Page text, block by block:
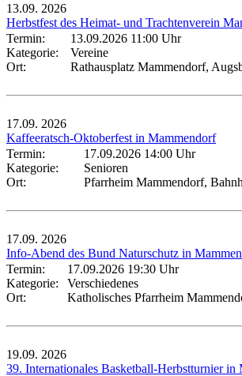
13.09. 2026
Herbstfest des Heimat- und Trachtenverein
Termin:
13.09.2026 11:00 Uhr
Kategorie:
Vereine
Ort:
Rathausplatz Mammendorf,
17.09. 2026
Kaffeeratsch-Oktoberfest in Mammendorf
Termin:
17.09.2026 14:00 Uhr
Kategorie:
Senioren
Ort:
Pfarrheim Mammendorf,
17.09. 2026
Info-Abend des Bund Naturschutz in
Termin:
17.09.2026 19:30 Uhr
Kategorie:
Verschiedenes
Ort:
Katholisches Pfarrheim
19.09. 2026
39. Internationales Basketball-Herbstturnier in